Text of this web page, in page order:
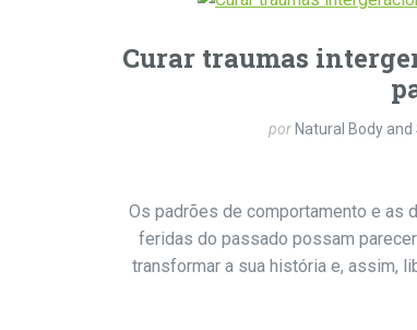
Curar traumas
por Natural Body and
Os padrões de comportamento e as
feridas do passado possam
transformar a sua história e, assim,